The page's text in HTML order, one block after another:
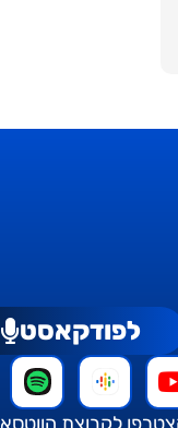
לפודקאסט